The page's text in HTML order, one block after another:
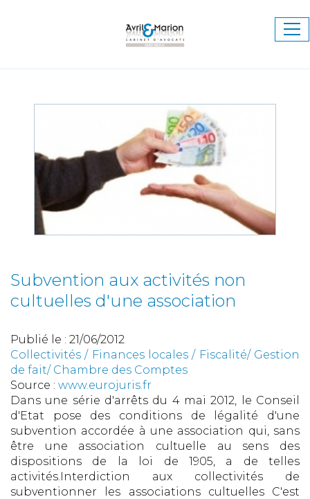
Subvention aux activités non
cultuelles d'une association
Publié le : 21/06/2012
Collectivités / Finances locales / Fiscalité/ Gestion
de fait/ Chambre des Comptes
Source : www.eurojuris.fr
Dans une série d'arrêts du 4 mai 2012, le Conseil
d'Etat pose des conditions de légalité d'une
subvention accordée à une association qui, sans
être une association cultuelle au sens des
dispositions de la loi de 1905, a de telles
activités.Interdiction aux collectivités de
subventionner les associations cultuelles C'est